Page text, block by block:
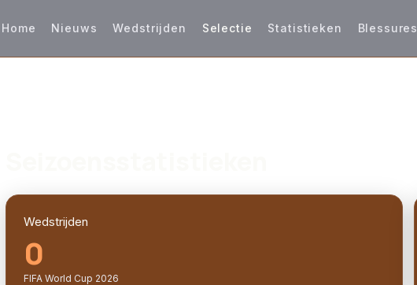
Home Nieuws Wedstrijden Selectie Statistieken Blessures
Wedstrijden
0
FIFA World Cup 2026